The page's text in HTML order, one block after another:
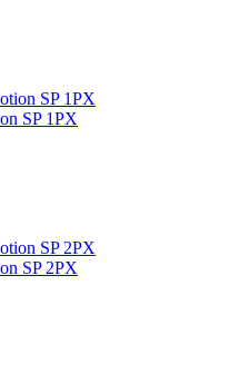
SP 1PX
SP 2PX